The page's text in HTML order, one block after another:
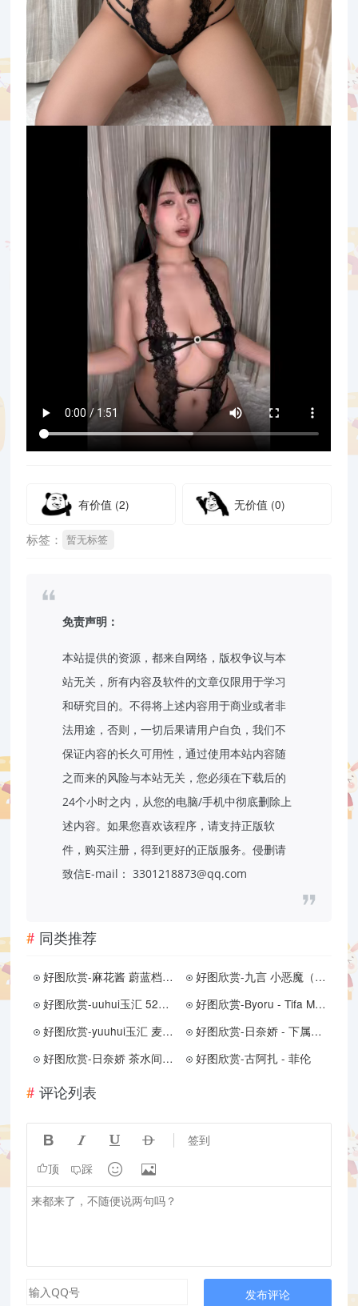
有价值 (2) 无价值 (0)
标签： 暂无标签
免责声明：
本站提供的资源，都来自网络，版权争议与本
站无关，所有内容及软件的文章仅限用于学习
和研究目的。不得将上述内容用于商业或者非
法用途，否则，一切后果请用户自负，我们不
保证内容的长久可用性，通过使用本站内容随
之而来的风险与本站无关，您必须在下载后的
24个小时之内，从您的电脑/手机中彻底删除上
述内容。如果您喜欢该程序，请支持正版软
件，购买注册，得到更好的正版服务。侵删请
致信E-mail： 3301218873@qq.com
同类推荐
好图欣赏-麻花酱 蔚蓝档案 龙华妃咲
好图欣赏-九言 小恶魔（11月11打赏群资源预览）
好图欣赏-uuhui玉汇 520特辑 新婚的妻子
好图欣赏-Byoru - Tifa Mooncake
好图欣赏-yuuhui玉汇 麦当劳的女服务员 149P（预览）
好图欣赏-日奈娇 - 下属的太太
好图欣赏-日奈娇 茶水间（部分图片）
好图欣赏-古阿扎 - 菲伦
评论列表
    签到
顶 踩  
发布评论